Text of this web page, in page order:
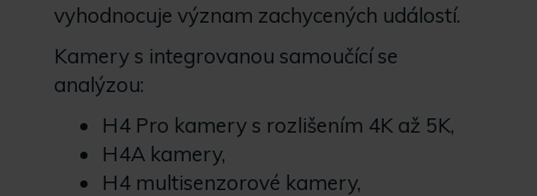
vyhodnocuje význam zachycených událostí.
Kamery s integrovanou samoučící se
analýzou:
H4 Pro kamery s rozlišením 4K až 5K,
H4A kamery,
H4 multisenzorové kamery,